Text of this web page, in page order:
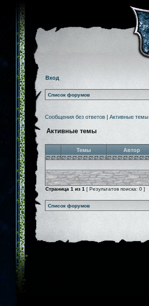
Вход
Список форумов
Сообщения без ответов | Активные темы
Активные темы
Темы Автор
Страница 1 из 1 [ Результатов поиска: 0 ]
Список форумов